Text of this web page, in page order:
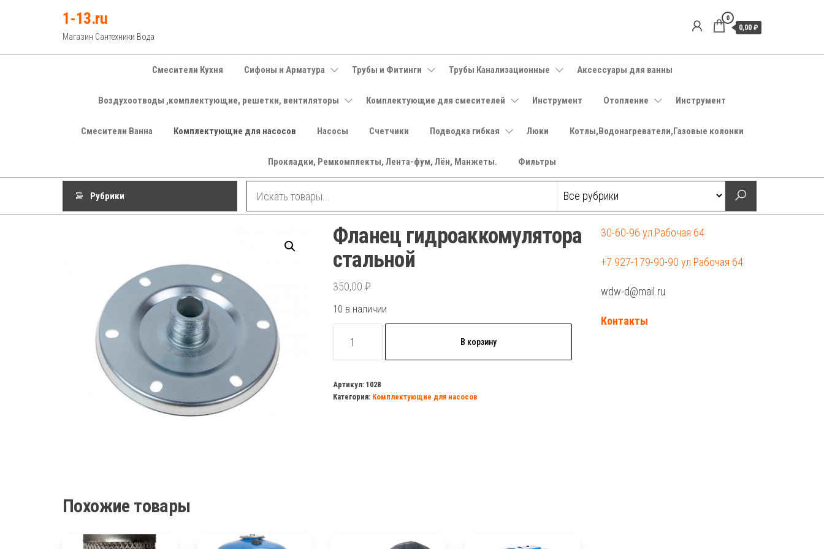
1-13.ru
Магазин Сантехники Вода
0
0,00 ₽
Смесители Кухня Сифоны и Арматура Трубы и Фитинги Трубы Канализационные Аксессуары для ванны
Воздухоотводы ,комплектующие, решетки, вентиляторы Комплектующие для смесителей Инструмент Отопление Инструмент
Смесители Ванна Комплектующие для насосов Насосы Счетчики Подводка гибкая Люки Котлы,Водонагреватели,Газовые колонки
Прокладки, Ремкомплекты, Лента-фум, Лён, Манжеты. Фильтры
Рубрики
Фланец гидроаккомулятора
стальной
350,00 ₽
10 в наличии
товара
гидроаккомулятора
стальной
В корзину
Артикул: 1028
Категория: Комплектующие для насосов
Похожие товары
30-60-96 ул.Рабочая 64
+7 927-179-90-90 ул.Рабочая 64
wdw-d@mail.ru
Контакты